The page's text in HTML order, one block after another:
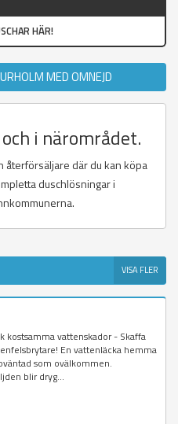
HÄR!
MED OMNEJD
i närområdet.
återförsäljare där du kan köpa
duschlösningar i
VISA FLER
kostsamma vattenskador - Skaffa
En vattenläcka hemma
som ovälkommen.
blir dryg...